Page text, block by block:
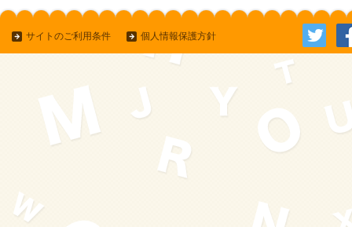
サイトのご利用条件 個人情報保護方針